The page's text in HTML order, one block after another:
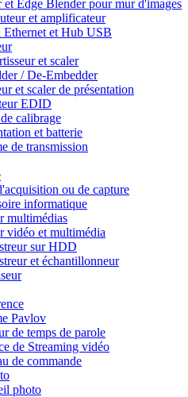
et Edge Blender pour mur d'images
et amplificateur
Ethernet et Hub USB
et scaler
/ De-Embedder
et scaler de présentation
EDID
calibrage
et batterie
de transmission
ou de capture
informatique
multimédias
vidéo et multimédia
sur HDD
et échantillonneur
Pavlov
de temps de parole
de Streaming vidéo
de commande
photo